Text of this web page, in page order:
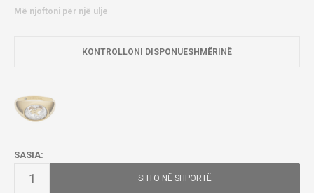
Më njoftoni për një ulje
KONTROLLONI DISPONUESHMËRINË
SASIA:
SHTO NË SHPORTË